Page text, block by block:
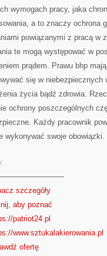
wymogach pracy, jaka
a to znaczy ochrona
powiązanymi z pracą w
te mogą występować w
prądem. Prawu bhp
się w
życia bądź zdrowia.
ochrony poszczególnych
Każdy pracownik
wykonywać swoje obowiązki.
szczegóły
aby poznać
patriot24.pl
www.sztukalakierowania.pl
ofertę